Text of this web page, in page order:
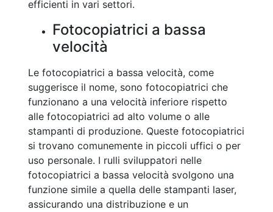
efficienti in vari settori.
Fotocopiatrici a bassa
velocità
Le fotocopiatrici a bassa velocità, come
suggerisce il nome, sono fotocopiatrici che
funzionano a una velocità inferiore rispetto
alle fotocopiatrici ad alto volume o alle
stampanti di produzione. Queste fotocopiatrici
si trovano comunemente in piccoli uffici o per
uso personale. I rulli sviluppatori nelle
fotocopiatrici a bassa velocità svolgono una
funzione simile a quella delle stampanti laser,
assicurando una distribuzione e un